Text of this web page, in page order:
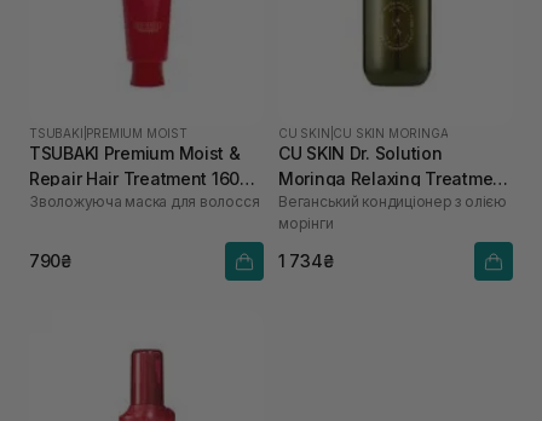
TSUBAKI PREMIUM MOIST
TSUBAKI Premium Moist &
Repair Hair Treatment 160
мл
Зволожуюча маска для волосся
790₴
CU SKIN CU SKIN MORINGA
CU SKIN Dr. Solution
Moringa Relaxing Treatment
400 мл
Веганський кондиціонер з олією
морінги
1 734₴